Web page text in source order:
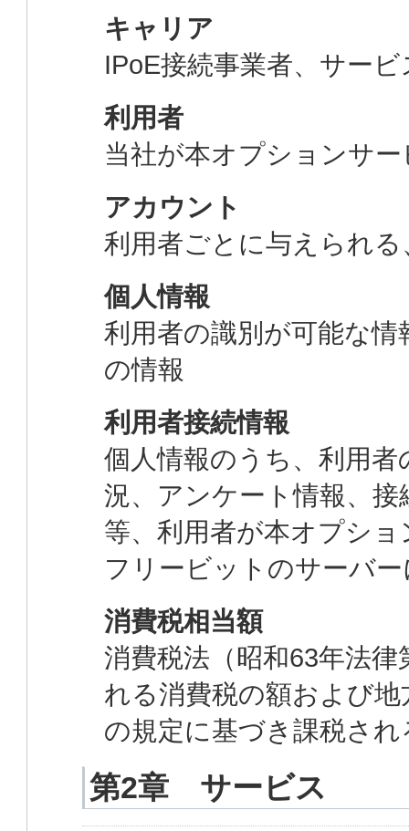
キャリア
IPoE接続事業者、サー
利用者
当社が本オプションサ
アカウント
利用者ごとに与えられ
個人情報
利用者の識別が可能な
の情報
利用者接続情報
個人情報のうち、利用
況、アンケート情報、
等、利用者が本オプシ
フリービットのサーバ
消費税相当額
消費税法（昭和63年法
れる消費税の額および
の規定に基づき課税さ
第2章 サービス